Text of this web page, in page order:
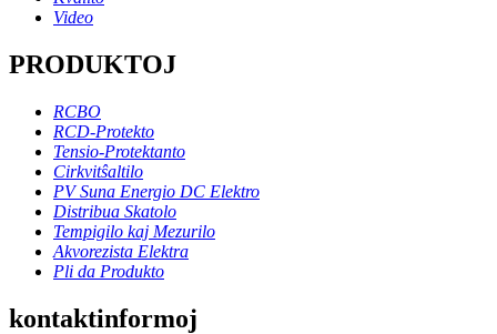
Video
PRODUKTOJ
RCBO
RCD-Protekto
Tensio-Protektanto
Cirkvitŝaltilo
PV Suna Energio DC Elektro
Distribua Skatolo
Tempigilo kaj Mezurilo
Akvorezista Elektra
Pli da Produkto
kontaktinformoj